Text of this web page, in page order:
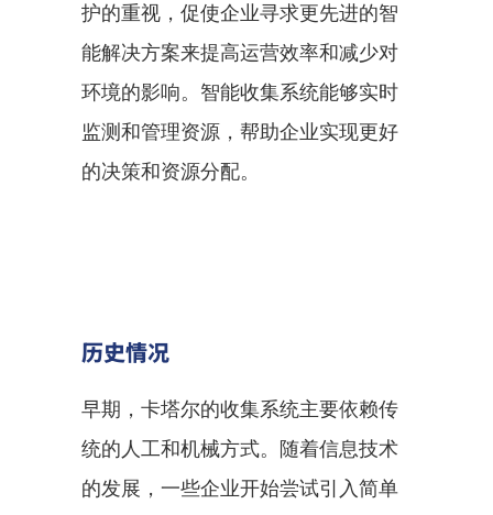
护的重视，促使企业寻求更先进的智
能解决方案来提高运营效率和减少对
环境的影响。智能收集系统能够实时
监测和管理资源，帮助企业实现更好
的决策和资源分配。
历史情况
早期，卡塔尔的收集系统主要依赖传
统的人工和机械方式。随着信息技术
的发展，一些企业开始尝试引入简单